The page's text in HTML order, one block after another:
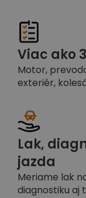
Viac ako
Motor,
exteriér,
Lak,
jazda
Meriame lak
diagnostiku aj